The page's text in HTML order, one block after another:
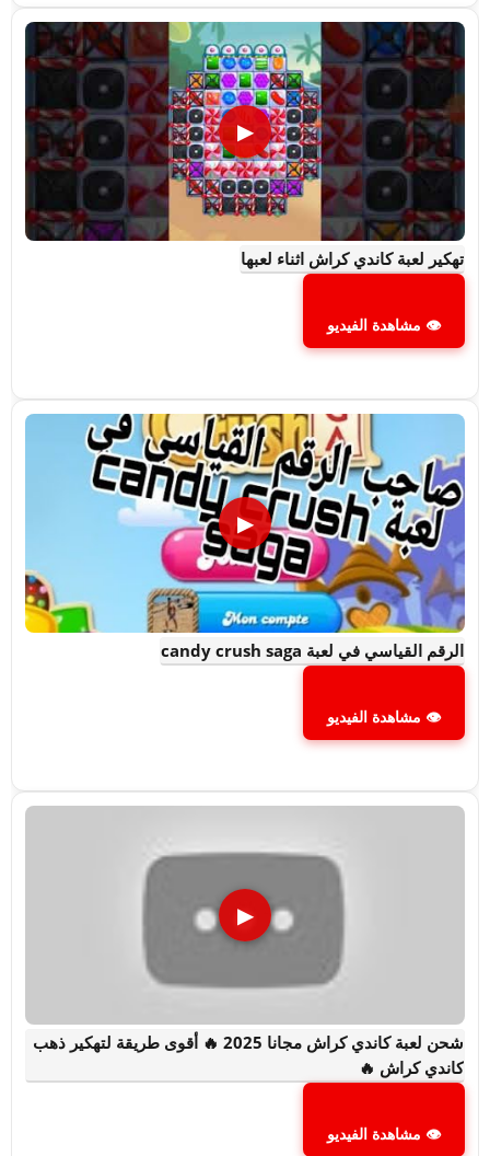
▶
تهكير لعبة كاندي كراش اثناء لعبها
👁 مشاهدة الفيديو
▶
الرقم القياسي في لعبة candy crush saga
👁 مشاهدة الفيديو
▶
شحن لعبة كاندي كراش مجانا 2025 🔥 أقوى طريقة لتهكير ذهب
كاندي كراش 🔥
👁 مشاهدة الفيديو